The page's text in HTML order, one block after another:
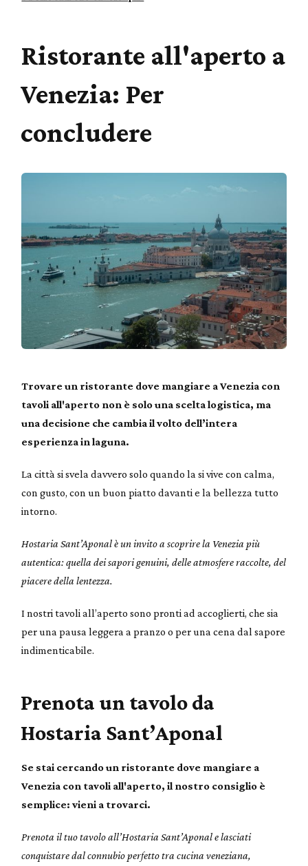
Ristorante all'aperto a
Venezia: Per
concludere
Trovare un ristorante dove mangiare a Venezia con
tavoli all'aperto non è solo una scelta logistica, ma
una decisione che cambia il volto dell’intera
esperienza in laguna.
La città si svela davvero solo quando la si vive con calma,
con gusto, con un buon piatto davanti e la bellezza tutto
intorno.
Hostaria Sant’Aponal è un invito a scoprire la Venezia più
autentica: quella dei sapori genuini, delle atmosfere raccolte, del
piacere della lentezza.
I nostri tavoli all’aperto sono pronti ad accoglierti, che sia
per una pausa leggera a pranzo o per una cena dal sapore
indimenticabile.
Prenota un tavolo da
Hostaria Sant’Aponal
Se stai cercando un ristorante dove mangiare a
Venezia con tavoli all'aperto, il nostro consiglio è
semplice: vieni a trovarci.
Prenota il tuo tavolo all’Hostaria Sant’Aponal e lasciati
conquistare dal connubio perfetto tra cucina veneziana,